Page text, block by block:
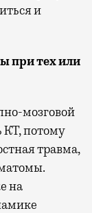
и
при тех или
мозговой
КТ, потому
травма,
на